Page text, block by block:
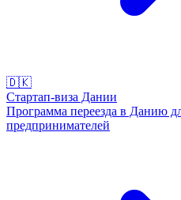
🇩🇰
Стартап-виза Дании
Программа переезда в Данию
предпринимателей